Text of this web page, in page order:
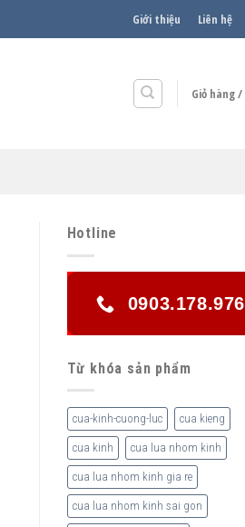
Giới thiệu Liên hệ
Giỏ hàng /
Hotline
0903.178.976
Từ khóa sản phẩm
cua-kinh-cuong-luc cua kieng
cua kinh cua lua nhom kinh
cua lua nhom kinh gia re
cua lua nhom kinh sai gon